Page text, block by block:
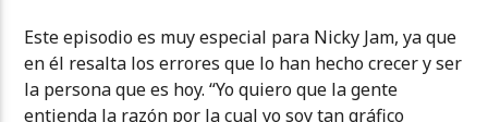
Este episodio es muy especial para Nicky Jam, ya que
en él resalta los errores que lo han hecho crecer y ser
la persona que es hoy. “Yo quiero que la gente
entienda la razón por la cual yo soy tan gráfico